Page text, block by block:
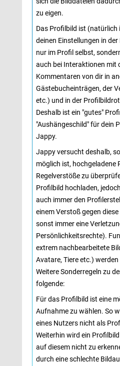
zu eigen.
Das Profilbild ist (natürlich
deinen Einstellungen in
nur im Profil selbst,
auch bei Interaktionen mit
Kommentaren von dir in
Gästebucheinträgen, der
etc.) und in der
Deshalb ist ein "gutes"
"Aushängeschild" für dein
Jappy.
Jappy versucht deshalb,
möglich ist, hochgeladene
Regelverstöße zu
Profilbild hochladen,
auch immer den
einem Verstoß gegen
sonst immer eine
Persönlichkeitsrechte).
extrem nachbearbeitete
Avatare, Tiere etc.)
Weitere Sonderregeln zu
folgende:
Für das Profilbild ist eine
Aufnahme zu wählen. So
eines Nutzers nicht als
Weiterhin wird ein
auf diesem nicht zu
durch eine schlechte